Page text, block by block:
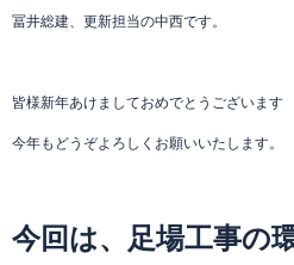
冨井総建、更新担当の中西です。
皆様新年あけましておめでとうございます
今年もどうぞよろしくお願いいたします。
今回は、足場工事の